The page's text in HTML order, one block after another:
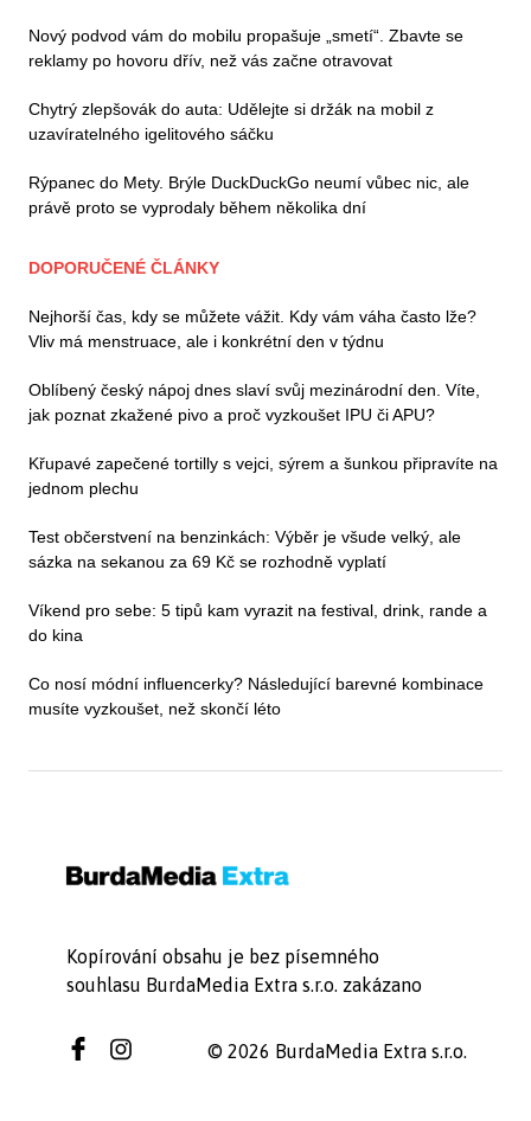
Nový podvod vám do mobilu propašuje „smetí“. Zbavte se
reklamy po hovoru dřív, než vás začne otravovat
Chytrý zlepšovák do auta: Udělejte si držák na mobil z
uzavíratelného igelitového sáčku
Rýpanec do Mety. Brýle DuckDuckGo neumí vůbec nic, ale
právě proto se vyprodaly během několika dní
DOPORUČENÉ ČLÁNKY
Nejhorší čas, kdy se můžete vážit. Kdy vám váha často lže?
Vliv má menstruace, ale i konkrétní den v týdnu
Oblíbený český nápoj dnes slaví svůj mezinárodní den. Víte,
jak poznat zkažené pivo a proč vyzkoušet IPU či APU?
Křupavé zapečené tortilly s vejci, sýrem a šunkou připravíte na
jednom plechu
Test občerstvení na benzinkách: Výběr je všude velký, ale
sázka na sekanou za 69 Kč se rozhodně vyplatí
Víkend pro sebe: 5 tipů kam vyrazit na festival, drink, rande a
do kina
Co nosí módní influencerky? Následující barevné kombinace
musíte vyzkoušet, než skončí léto
Kopírování obsahu je bez písemného
souhlasu BurdaMedia Extra s.r.o. zakázano
© 2026 BurdaMedia Extra s.r.o.